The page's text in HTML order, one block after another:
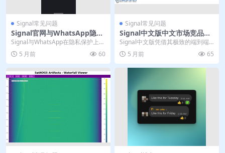
Signal常见问题
Signal官网与WhatsApp隐私
政策对比分析
Signal与WhatsApp在隐私保护上存
在本质区别。Signal采用开源设计...
5 月前 60
Signal常见问题
Signal中文版中文市场竞品对
比优势总结
Signal中文版凭借其极致的端到端
加密技术与非营利组织背景，在中
国市场构建了以...
5 月前 65